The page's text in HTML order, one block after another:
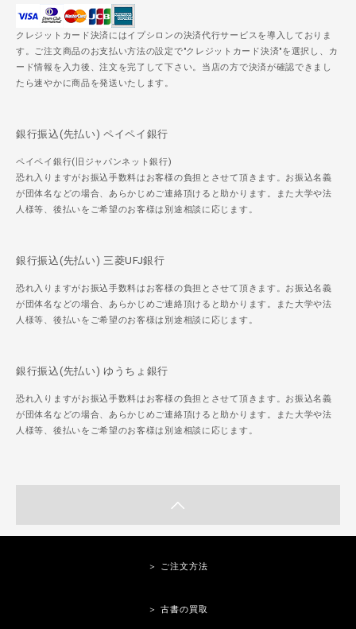
クレジットカード決済にはイプシロンの決済代行サービスを導入しておりま
す。ご注文商品のお支払い方法の設定で"クレジットカード決済"を選択し、カ
ード情報を入力後、注文を完了して下さい。当店の方で決済が確認できまし
たら速やかに商品を発送いたします。
銀行振込(先払い) ペイペイ銀行
ペイペイ銀行(旧ジャパンネット銀行)
恐れ入りますがお振込手数料はお客様の負担とさせて頂きます。お振込名義
が団体名などの場合、あらかじめご連絡頂けると助かります。また大学や法
人様等、後払いをご希望のお客様は別途相談に応じます。
銀行振込(先払い) 三菱UFJ銀行
恐れ入りますがお振込手数料はお客様の負担とさせて頂きます。お振込名義
が団体名などの場合、あらかじめご連絡頂けると助かります。また大学や法
人様等、後払いをご希望のお客様は別途相談に応じます。
銀行振込(先払い) ゆうちょ銀行
恐れ入りますがお振込手数料はお客様の負担とさせて頂きます。お振込名義
が団体名などの場合、あらかじめご連絡頂けると助かります。また大学や法
人様等、後払いをご希望のお客様は別途相談に応じます。
＞ ご注文方法
＞ 古書の買取